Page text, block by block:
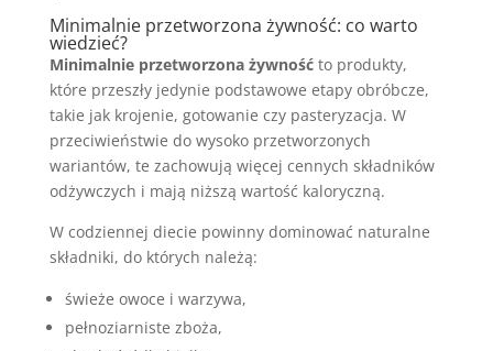
Minimalnie przetworzona żywność: co warto
wiedzieć?
Minimalnie przetworzona żywnośćto produkty,
które przeszły jedynie podstawowe etapy obróbcze,
takie jak krojenie, gotowanie czy pasteryzacja. W
przeciwieństwie do wysoko przetworzonych
wariantów, te zachowują więcej cennych składników
odżywczych i mają niższą wartość kaloryczną.
W codziennej diecie powinny dominować naturalne
składniki, do których należą:
świeże owoce i warzywa,
pełnoziarniste zboża,